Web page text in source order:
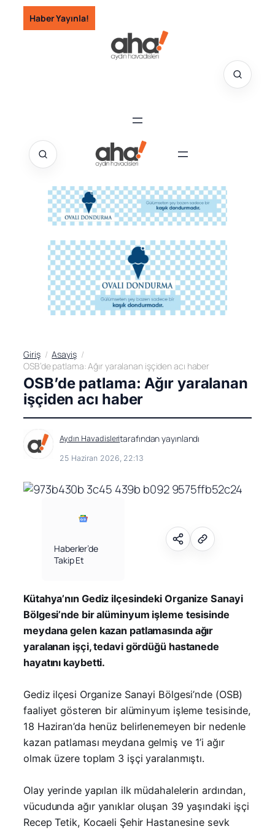
İçeriğe
geç
Haber Yayınla!
Giriş
Asayiş
OSB’de patlama: Ağır yaralanan işçiden acı haber
OSB’de patlama: Ağır yaralanan
işçiden acı haber
Aydın Havadisleritarafından yayınlandı
25 Haziran 2026, 22:13
Haberler’de
Takip Et
Kütahya’nın Gediz ilçesindeki Organize Sanayi
Bölgesi’nde bir alüminyum işleme tesisinde
meydana gelen kazan patlamasında ağır
yaralanan işçi, tedavi gördüğü hastanede
hayatını kaybetti.
Gediz ilçesi Organize Sanayi Bölgesi’nde (OSB)
faaliyet gösteren bir alüminyum işleme tesisinde,
18 Haziran’da henüz belirlenemeyen bir nedenle
kazan patlaması meydana gelmiş ve 1’i ağır
olmak üzere toplam 3 işçi yaralanmıştı.
Olay yerinde yapılan ilk müdahalelerin ardından,
vücudunda ağır yanıklar oluşan 39 yaşındaki işçi
Recep Tetik, Kocaeli Şehir Hastanesine sevk